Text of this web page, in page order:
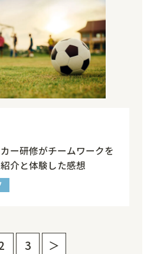
ー研修がチームワークを
介と体験した感想
3 ＞